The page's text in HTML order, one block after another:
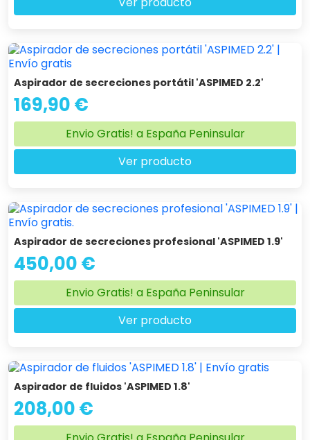
Aspirador de secreciones portátil 'ASPIMED 2.2'
169,90 €
Envio Gratis! a España Peninsular
Ver producto
Aspirador de secreciones profesional 'ASPIMED 1.9'
450,00 €
Envio Gratis! a España Peninsular
Ver producto
Aspirador de fluidos 'ASPIMED 1.8'
208,00 €